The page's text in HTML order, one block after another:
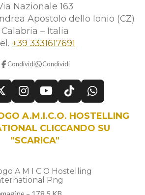
Nazionale 163
Apostolo dello Ionio (CZ)
Calabria – Italia
+39 3331617691
Condividi Condividi
X
I
n
s
t
a
a
m
Y
o
u
T
u
T
i
k
T
W
h
a
t
A.M.I.C.O. HOSTELLING
CLICCANDO SU
"SCARICA"
A M I C O Hostelling
Png